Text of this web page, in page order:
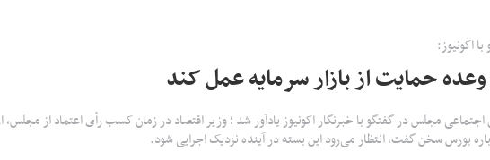
اکونیوز:
وعده حمایت از بازار سرمایه عمل کند
مجلس در گفتگو با خبرنگار اکونیوز یادآور شد ؛ وزیر اقتصاد در زمان کسب رأی اعتماد از مجلس،
بورس سخن گفت، انتظار می‌رود این بسته در آینده نزدیک اجرایی شود.